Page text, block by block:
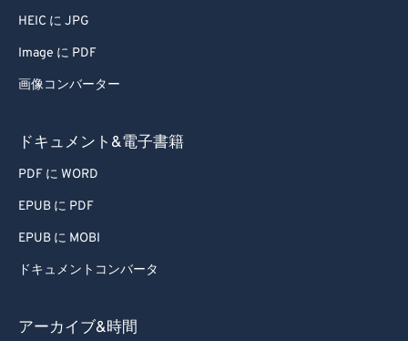
HEIC に JPG
Image に PDF
画像コンバーター
ドキュメント&電子書籍
PDF に WORD
EPUB に PDF
EPUB に MOBI
ドキュメントコンバータ
アーカイブ&時間